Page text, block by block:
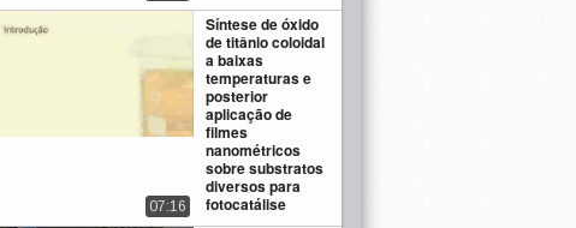
Síntese de óxido
de titânio coloidal
a baixas
temperaturas e
posterior
aplicação de
filmes
nanométricos
sobre substratos
diversos para
fotocatálise
07:16